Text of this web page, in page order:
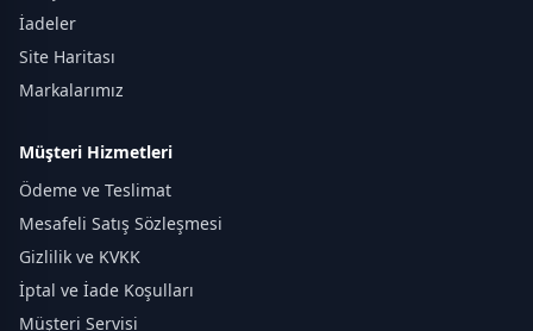
İadeler
Site Haritası
Markalarımız
Müşteri Hizmetleri
Ödeme ve Teslimat
Mesafeli Satış Sözleşmesi
Gizlilik ve KVKK
İptal ve İade Koşulları
Müşteri Servisi